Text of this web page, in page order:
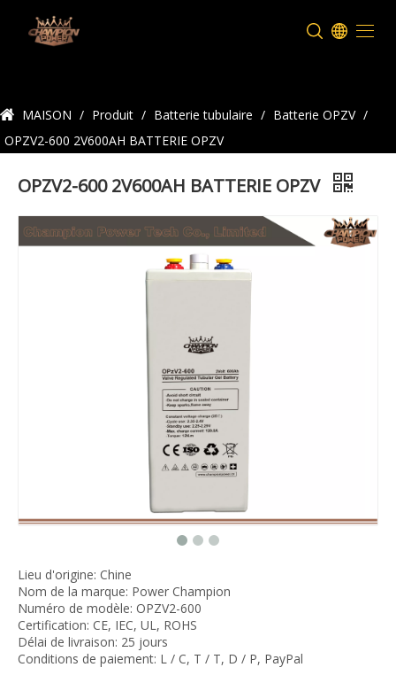
MAISON / Produit / Batterie tubulaire / Batterie OPZV /
OPZV2-600 2V600AH BATTERIE OPZV
OPZV2-600 2V600AH BATTERIE OPZV
Lieu d'origine: Chine
Nom de la marque: Power Champion
Numéro de modèle: OPZV2-600
Certification: CE, IEC, UL, ROHS
Délai de livraison: 25 jours
Conditions de paiement: L / C, T / T, D / P, PayPal